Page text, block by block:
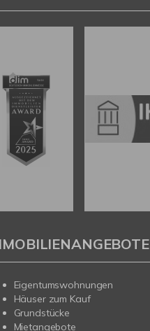
Eigentumswohnungen
Häuser zum Kauf
Grundstücke
Mietangebote